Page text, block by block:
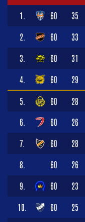
1. 60 35
2. 60 33
3. 60 31
4. 60 29
5. 60 28
6. 60 26
7. 60 28
8. 60 26
9. 60 23
10. 60 25